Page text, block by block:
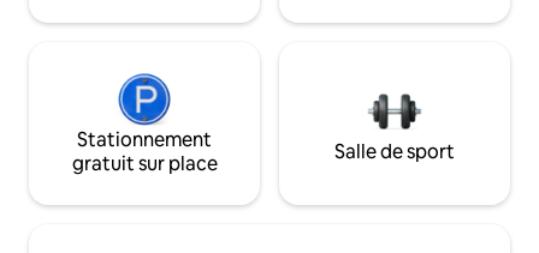
Stationnement
gratuit sur place
Salle de sport